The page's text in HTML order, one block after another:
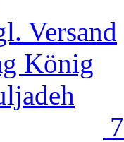
Versand